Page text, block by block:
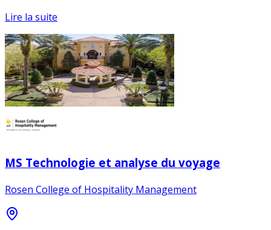
Lire la suite
MS Technologie et analyse du voyage
Rosen College of Hospitality Management